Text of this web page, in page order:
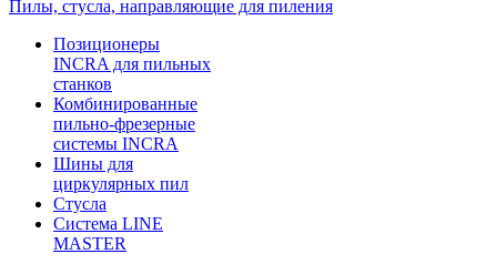
Пилы, стусла, направляющие для пиления
Позиционеры
INCRA для пильных
станков
Комбинированные
пильно-фрезерные
системы INCRA
Шины для
циркулярных пил
Стусла
Система LINE
MASTER